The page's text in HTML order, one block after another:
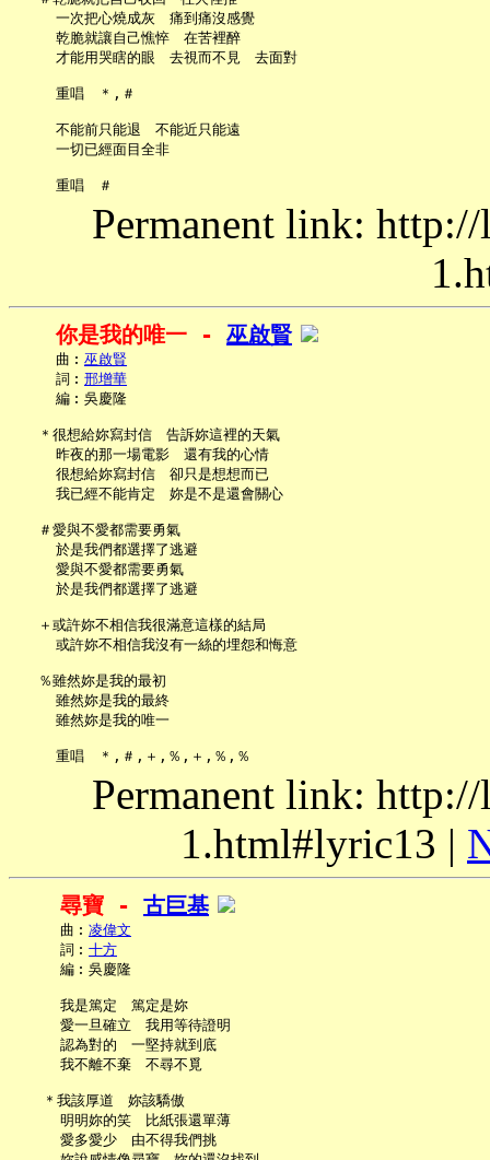
     一次把心燒成灰　痛到痛沒感覺
     乾脆就讓自己憔悴　在苦裡醉
     才能用哭瞎的眼　去視而不見　去面對
     重唱　＊,＃
     不能前只能退　不能近只能遠
     一切已經面目全非
Permanent link:
你是我的唯一 - 巫啟賢
     曲︰
巫啟賢
     詞︰
邢增華
     編︰吳慶隆
   ＊很想給妳寫封信　告訴妳這裡的天氣
     昨夜的那一場電影　還有我的心情
     很想給妳寫封信　卻只是想想而已
     我已經不能肯定　妳是不是還會關心
   ＃愛與不愛都需要勇氣
     於是我們都選擇了逃避
     愛與不愛都需要勇氣
     於是我們都選擇了逃避
   ＋或許妳不相信我很滿意這樣的結局
     或許妳不相信我沒有一絲的埋怨和悔意
   ％雖然妳是我的最初
     雖然妳是我的最終
     雖然妳是我的唯一
Permanent link:
1.html#lyric13 |
尋寶 - 古巨基
     曲︰
凌偉文
     詞︰
十方
     編︰吳慶隆
     我是篤定　篤定是妳
     愛一旦確立　我用等待證明
     認為對的　一堅持就到底
     我不離不棄　不尋不覓
   ＊我該厚道　妳該驕傲
     明明妳的笑　比紙張還單薄
     愛多愛少　由不得我們挑